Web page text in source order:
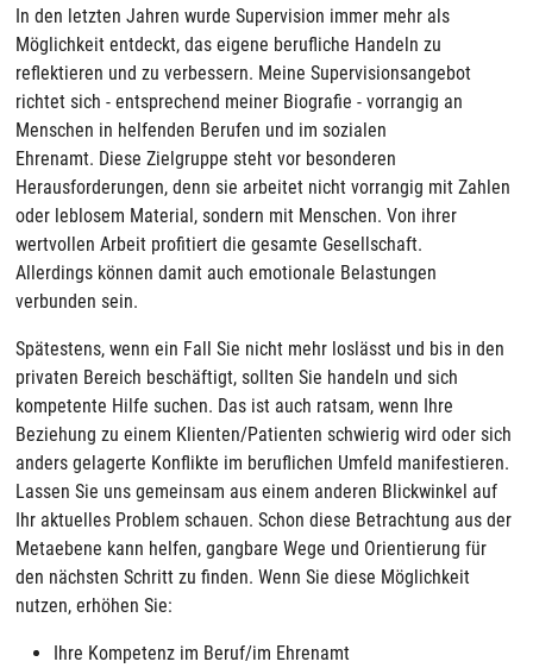
In den letzten Jahren wurde Supervision immer mehr als
Möglichkeit entdeckt, das eigene berufliche Handeln zu
reflektieren und zu verbessern. Meine Supervisionsangebot
richtet sich - entsprechend meiner Biografie - vorrangig an
Menschen in helfenden Berufen und im sozialen
Ehrenamt. Diese Zielgruppe steht vor besonderen
Herausforderungen, denn sie arbeitet nicht vorrangig mit Zahlen
oder leblosem Material, sondern mit Menschen. Von ihrer
wertvollen Arbeit profitiert die gesamte Gesellschaft.
Allerdings können damit auch emotionale Belastungen
verbunden sein.
Spätestens, wenn ein Fall Sie nicht mehr loslässt und bis in den
privaten Bereich beschäftigt, sollten Sie handeln und sich
kompetente Hilfe suchen. Das ist auch ratsam, wenn Ihre
Beziehung zu einem Klienten/Patienten schwierig wird oder sich
anders gelagerte Konflikte im beruflichen Umfeld manifestieren.
Lassen Sie uns gemeinsam aus einem anderen Blickwinkel auf
Ihr aktuelles Problem schauen. Schon diese Betrachtung aus der
Metaebene kann helfen, gangbare Wege und Orientierung für
den nächsten Schritt zu finden. Wenn Sie diese Möglichkeit
nutzen, erhöhen Sie:
Ihre Kompetenz im Beruf/im Ehrenamt